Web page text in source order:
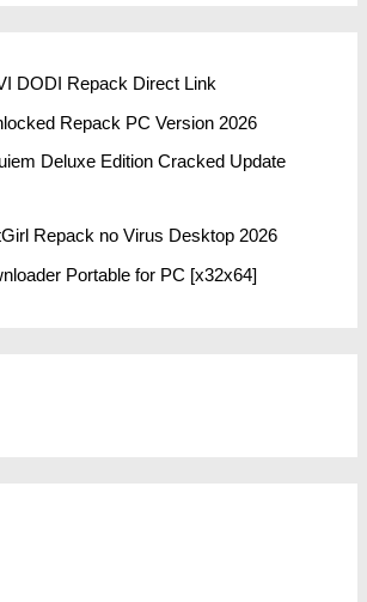
DODI Repack Direct Link
Repack PC Version 2026
Deluxe Edition Cracked Update
Repack no Virus Desktop 2026
Portable for PC [x32x64]